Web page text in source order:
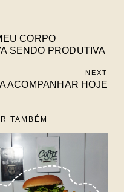
CORPO
SENDO PRODUTIVA
NEXT
ACOMPANHAR HOJE
TAMBÉM